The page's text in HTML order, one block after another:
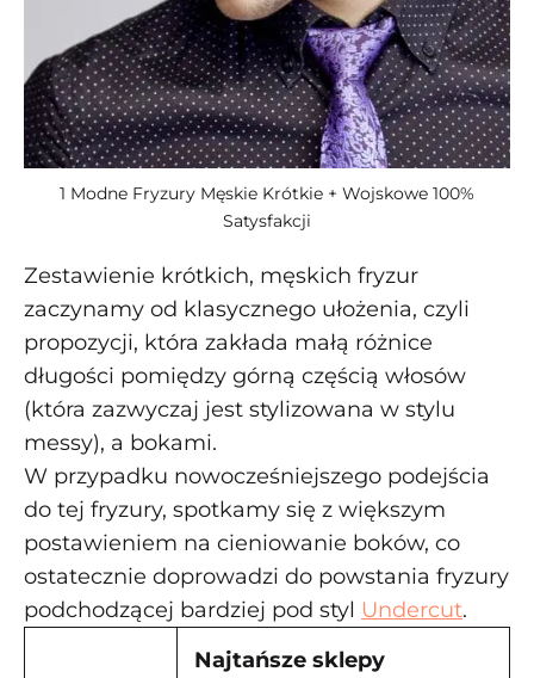
1 Modne Fryzury Męskie Krótkie + Wojskowe 100%
Satysfakcji
Zestawienie krótkich, męskich fryzur
zaczynamy od klasycznego ułożenia, czyli
propozycji, która zakłada małą różnice
długości pomiędzy górną częścią włosów
(która zazwyczaj jest stylizowana w stylu
messy), a bokami.
W przypadku nowocześniejszego podejścia
do tej fryzury, spotkamy się z większym
postawieniem na cieniowanie boków, co
ostatecznie doprowadzi do powstania fryzury
podchodzącej bardziej pod styl Undercut.
Najtańsze sklepy